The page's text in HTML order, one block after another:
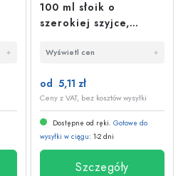
100 ml słoik o
szerokiej szyjce,
Wyświetl cen
od 5,11 zł
Ceny z VAT, bez kosztów wysyłki
Dostępne od ręki. Gotowe do
wysyłki w ciągu: 1-2 dni
Szczegóły